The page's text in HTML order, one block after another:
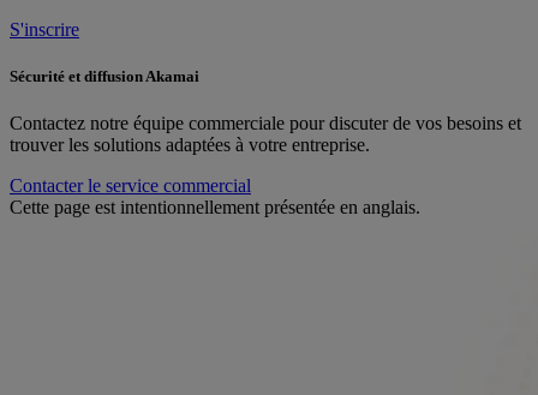
S'inscrire
Sécurité et diffusion Akamai
Contactez notre équipe commerciale pour discuter de vos besoins et
trouver les solutions adaptées à votre entreprise.
Contacter le service commercial
Cette page est intentionnellement présentée en anglais.